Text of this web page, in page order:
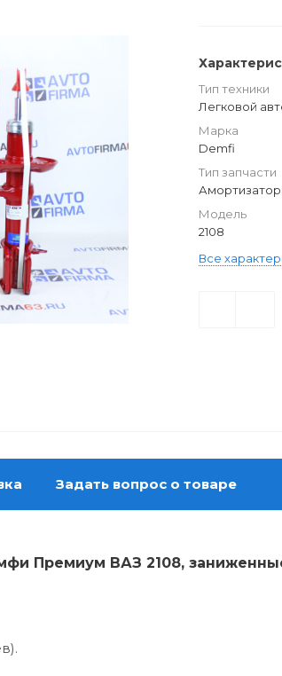
Тип техники
Легковой
Марка
Demfi
Тип запчасти
Модель
2108
Все
Задать вопрос о товаре
Премиум ВАЗ 2108,